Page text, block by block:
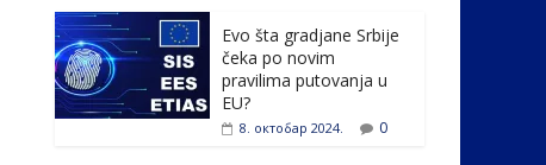
Evo šta gradjane Srbije
čeka po novim
pravilima putovanja u
EU?
8. октобар 2024. 0